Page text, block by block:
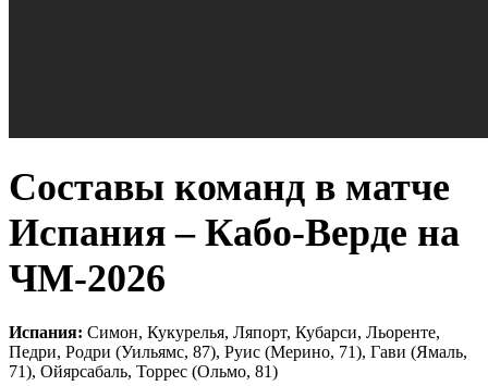
Составы команд в матче
Испания – Кабо-Верде на
ЧМ-2026
Испания: Симон, Кукурелья, Ляпорт, Кубарси, Льоренте,
Педри, Родри (Уильямс, 87), Руис (Мерино, 71), Гави (Ямаль,
71), Ойярсабаль, Торрес (Ольмо, 81)